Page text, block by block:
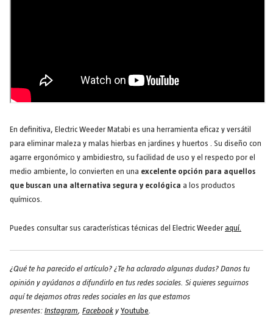
En definitiva, Electric Weeder Matabi es una herramienta eficaz y versátil
para eliminar maleza y malas hierbas en jardines y huertos . Su diseño con
agarre ergonómico y ambidiestro, su facilidad de uso y el respecto por el
medio ambiente, lo convierten en una excelente opción para aquellos
que buscan una alternativa segura y ecológica a los productos
químicos.
Puedes consultar sus características técnicas del Electric Weeder aquí.
¿Qué te ha parecido el artículo? ¿Te ha aclarado algunas dudas? Danos tu
opinión y ayúdanos a difundirlo en tus redes sociales. Si quieres seguirnos
aquí te dejamos otras redes sociales en las que estamos
presentes: Instagram, Facebook y Youtube